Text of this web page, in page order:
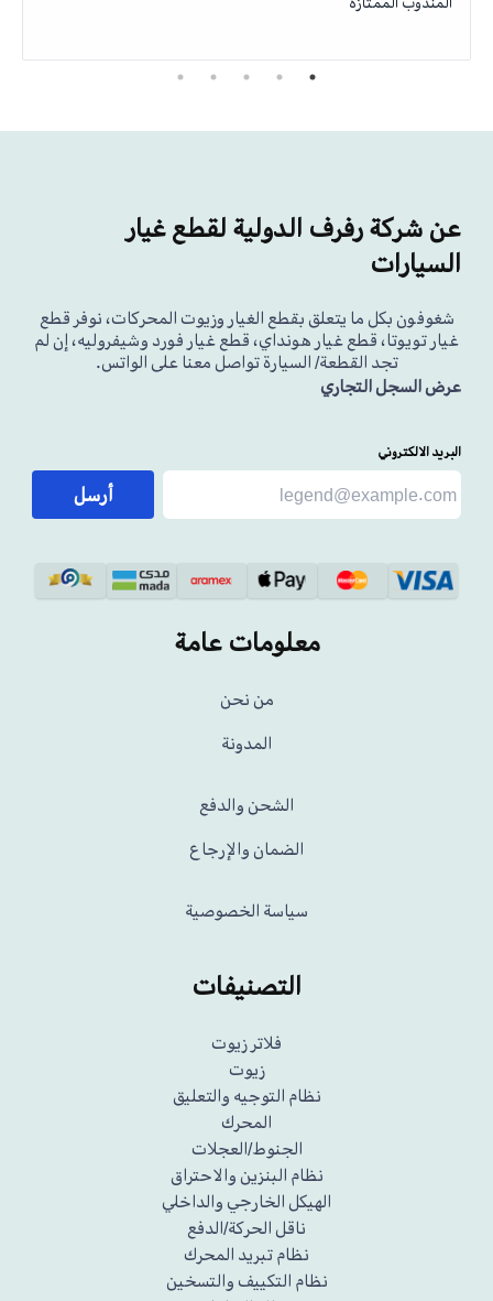
عن شركة رفرف الدولية لقطع غيار
السيارات
شغوفون بكل ما يتعلق بقطع الغيار وزيوت المحركات، نوفر قطع
غيار تويوتا، قطع غيار هونداي، قطع غيار فورد وشيفروليه، إن لم
تجد القطعة/ السيارة تواصل معنا على الواتس.
عرض السجل التجاري
البريد الالكتروني
أرسل
معلومات عامة
من نحن
المدونة
الشحن والدفع
الضمان والإرجاع
سياسة الخصوصية
التصنيفات
فلاتر زيوت
زيوت
نظام التوجيه والتعليق
المحرك
الجنوط/العجلات
نظام البنزين والاحتراق
الهيكل الخارجي والداخلي
ناقل الحركة/الدفع
نظام تبريد المحرك
نظام التكييف والتسخين